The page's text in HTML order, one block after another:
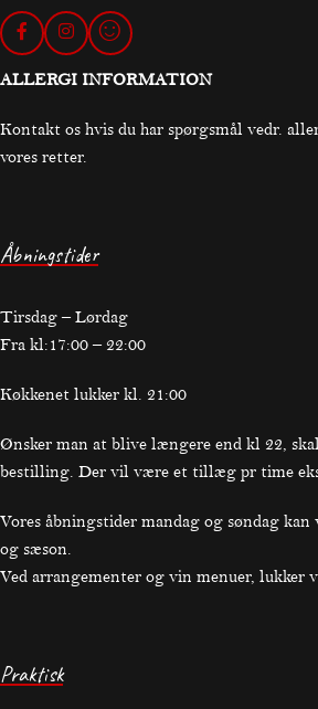
ALLERGI INFORMATION
Kontakt os hvis du har spørgsmål vedr.
vores retter.
Åbningstider
Tirsdag – Lørdag
Fra kl:17:00 – 22:00
Køkkenet lukker kl. 21:00
Ønsker man at blive længere end kl 22,
bestilling. Der vil være et tillæg pr time
Vores åbningstider mandag og søndag kan
og sæson.
Ved arrangementer og vin menuer, lukker
Praktisk